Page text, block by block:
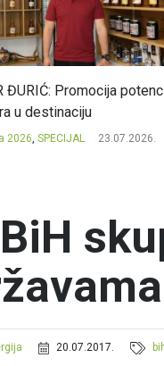
ĐURIĆ: Promocija
u destinaciju
2026, SPECIJAL 23.07.2026.
20.07.2017.